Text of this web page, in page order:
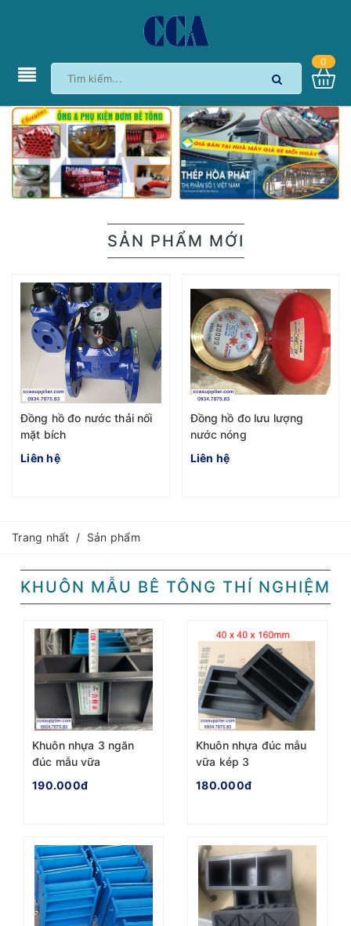
0
SẢN PHẨM MỚI
Đồng hồ đo nước thải nối
mặt bích
Liên hệ
Đồng hồ đo lưu lượng
nước nóng
Liên hệ
Trang nhất / Sản phẩm
KHUÔN MẪU BÊ TÔNG THÍ NGHIỆM
Khuôn nhựa 3 ngăn
đúc mẫu vữa
70x70x70mm
190.000đ
Khuôn nhựa đúc mẫu
vữa kép 3
40x40x160mm
180.000đ